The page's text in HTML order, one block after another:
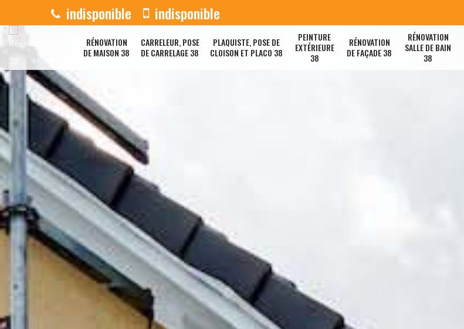
indisponible indisponible
RÉNOVATION
DE MAISON 38
CARRELEUR, POSE
DE CARRELAGE 38
PLAQUISTE, POSE DE
CLOISON ET PLACO 38
PEINTURE
EXTÉRIEURE
38
RÉNOVATION
DE FAÇADE 38
RÉNOVATION
SALLE DE BAIN
38